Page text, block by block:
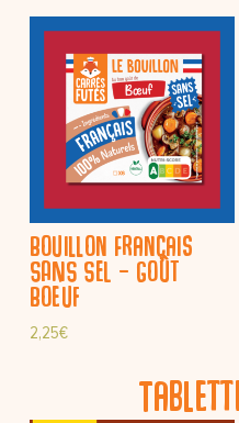
Bouillon Français
SANS SEL – Goût
Boeuf
2,25€